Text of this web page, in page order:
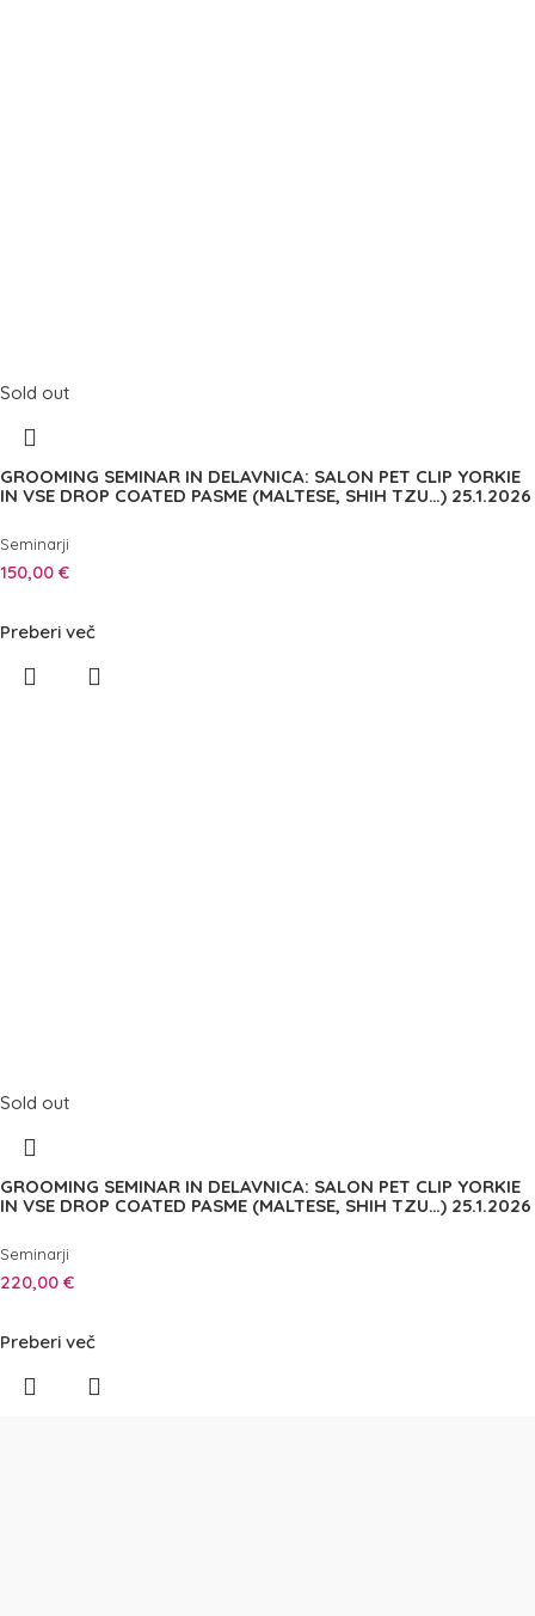
Sold out
GROOMING SEMINAR IN DELAVNICA: SALON PET CLIP YORKIE
IN VSE DROP COATED PASME (MALTESE, SHIH TZU…) 25.1.2026
Seminarji
150,00 €
Preberi več
Sold out
GROOMING SEMINAR IN DELAVNICA: SALON PET CLIP YORKIE
IN VSE DROP COATED PASME (MALTESE, SHIH TZU…) 25.1.2026
Seminarji
220,00 €
Preberi več